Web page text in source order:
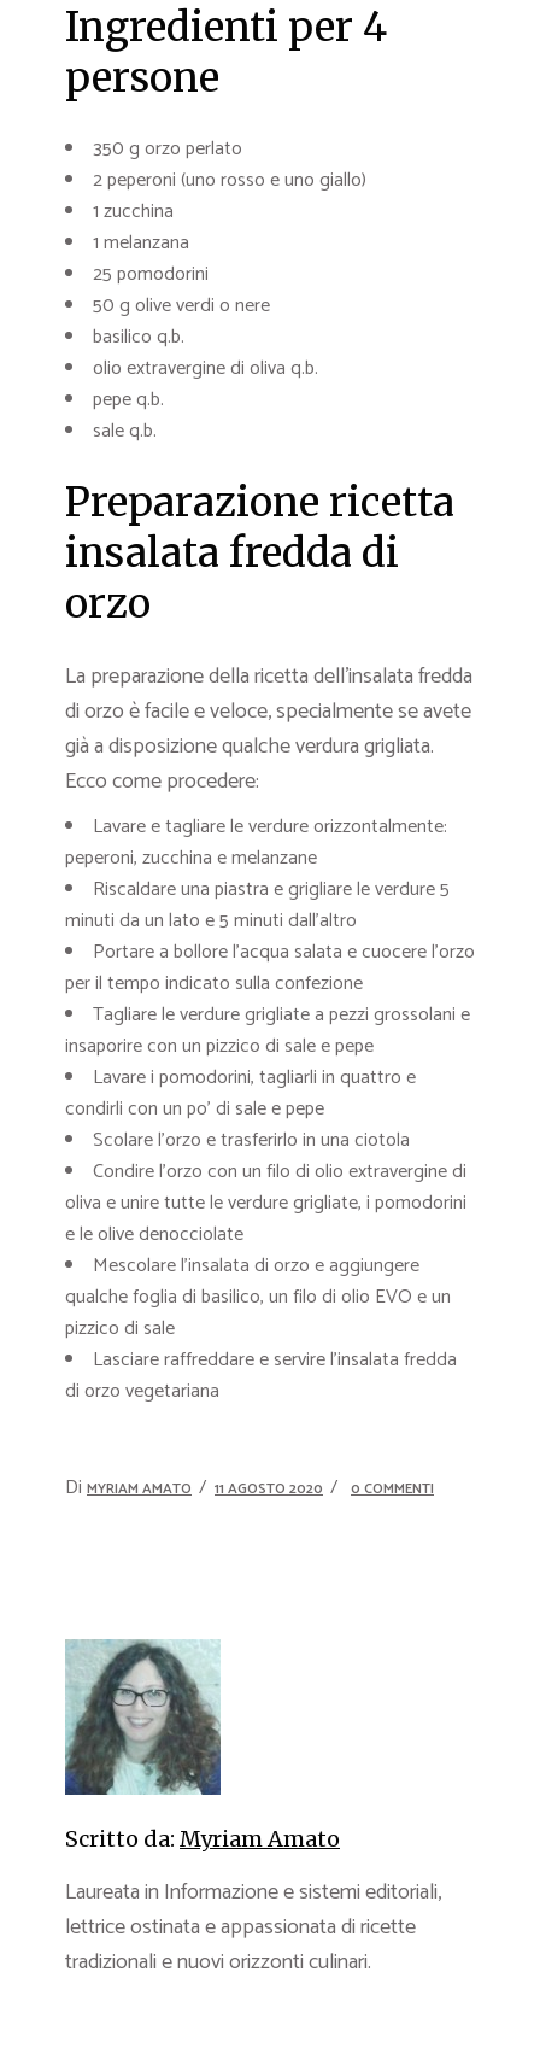
Ingredienti per 4
persone
350 g orzo perlato
2 peperoni (uno rosso e uno giallo)
1 zucchina
1 melanzana
25 pomodorini
50 g olive verdi o nere
basilico q.b.
olio extravergine di oliva q.b.
pepe q.b.
sale q.b.
Preparazione ricetta
insalata fredda di
orzo
La preparazione della ricetta dell’insalata fredda
di orzo è facile e veloce, specialmente se avete
già a disposizione qualche verdura grigliata.
Ecco come procedere:
Lavare e tagliare le verdure orizzontalmente:
peperoni, zucchina e melanzane
Riscaldare una piastra e grigliare le verdure 5
minuti da un lato e 5 minuti dall’altro
Portare a bollore l’acqua salata e cuocere l’orzo
per il tempo indicato sulla confezione
Tagliare le verdure grigliate a pezzi grossolani e
insaporire con un pizzico di sale e pepe
Lavare i pomodorini, tagliarli in quattro e
condirli con un po’ di sale e pepe
Scolare l’orzo e trasferirlo in una ciotola
Condire l’orzo con un filo di olio extravergine di
oliva e unire tutte le verdure grigliate, i pomodorini
e le olive denocciolate
Mescolare l’insalata di orzo e aggiungere
qualche foglia di basilico, un filo di olio EVO e un
pizzico di sale
Lasciare raffreddare e servire l’insalata fredda
di orzo vegetariana
Di MYRIAM AMATO 11 AGOSTO 2020 0 COMMENTI
Scritto da: Myriam Amato
Laureata in Informazione e sistemi editoriali,
lettrice ostinata e appassionata di ricette
tradizionali e nuovi orizzonti culinari.